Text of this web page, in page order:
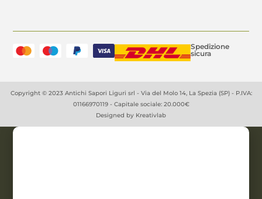
Spedizione
sicura
Copyright © 2023 Antichi Sapori Liguri srl - Via del Molo 14, La Spezia (SP) - P.IVA:
01166970119 - Capitale sociale: 20.000€
Designed by Kreativlab